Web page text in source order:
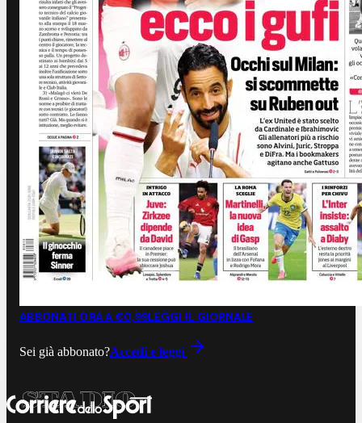
ABBONATI ORA A €0,99LEGGI IL GIORNALE
Sei già abbonato?Accedi e leggi